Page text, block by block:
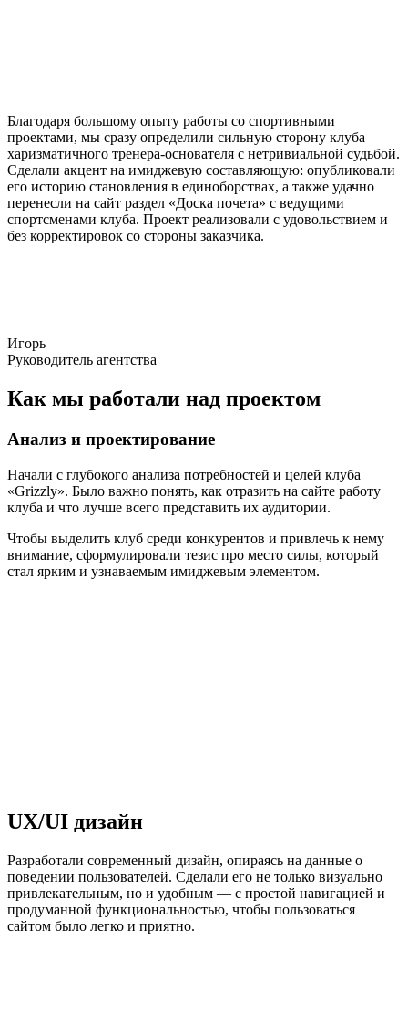
Благодаря большому опыту работы со спортивными
проектами, мы сразу определили сильную сторону клуба —
харизматичного тренера-основателя с нетривиальной судьбой.
Сделали акцент на имиджевую составляющую: опубликовали
его историю становления в единоборствах, а также удачно
перенесли на сайт раздел «Доска почета» с ведущими
спортсменами клуба. Проект реализовали с удовольствием и
без корректировок со стороны заказчика.
Игорь
Руководитель агентства
Как мы работали над проектом
Анализ и проектирование
Начали с глубокого анализа потребностей и целей клуба
«Grizzly». Было важно понять, как отразить на сайте работу
клуба и что лучше всего представить их аудитории.
Чтобы выделить клуб среди конкурентов и привлечь к нему
внимание, сформулировали тезис про место силы, который
стал ярким и узнаваемым имиджевым элементом.
UX/UI дизайн
Разработали современный дизайн, опираясь на данные о
поведении пользователей. Сделали его не только визуально
привлекательным, но и удобным — с простой навигацией и
продуманной функциональностью, чтобы пользоваться
сайтом было легко и приятно.